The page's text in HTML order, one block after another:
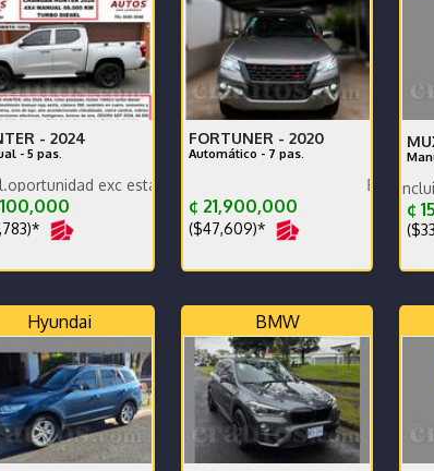
SE RECIBE
- 2024
- 5 pas.
exc estado carrocería y mecánica, un dueño, ganga,
FORTUNER - 2020
Automático - 7 pas.
Excelente estado
¢ 21,900,000
($47,609)*
¢
Hyundai BMW